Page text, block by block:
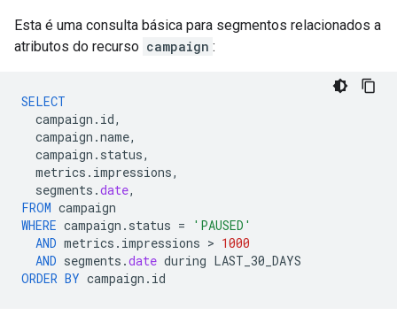
Esta é uma consulta básica para segmentos relacionados a
atributos do recurso campaign :
SELECT
campaign . id,
campaign .name,
campaign . status,
metrics . impressions,
segments .date,
FROM campaign
WHERE campaign . status =
'PAUSED'
AND metrics . impressions > 1000
AND segments .date during LAST_30_DAYS
ORDER BY campaign . id